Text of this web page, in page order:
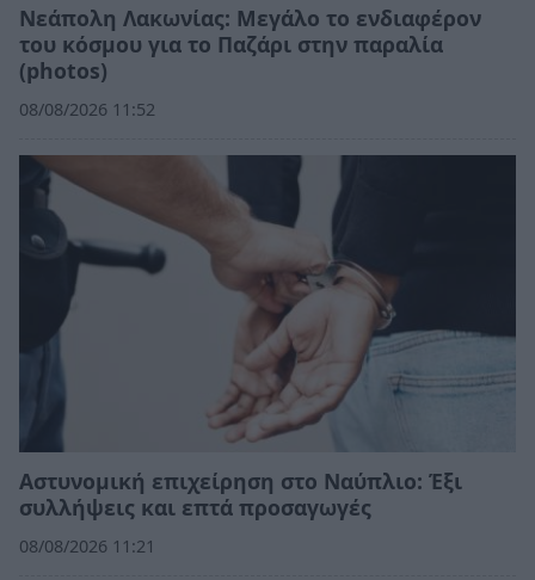
Νεάπολη Λακωνίας: Μεγάλο το ενδιαφέρον
του κόσμου για το Παζάρι στην παραλία
(photos)
08/08/2026 11:52
Αστυνομική επιχείρηση στο Ναύπλιο: Έξι
συλλήψεις και επτά προσαγωγές
08/08/2026 11:21